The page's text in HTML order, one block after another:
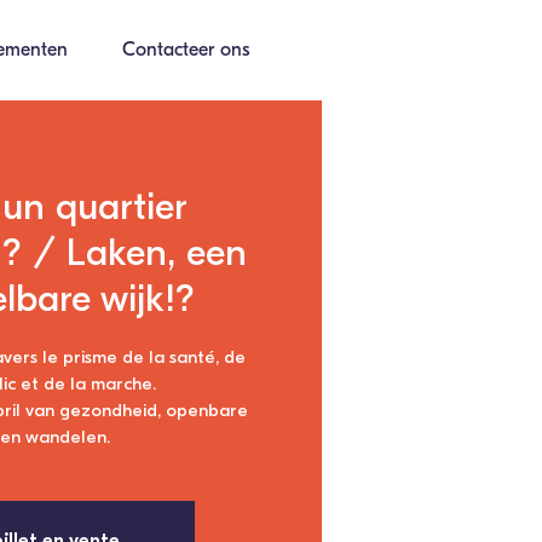
Contacteer ons
quartier
/ Laken, een
wijk!?
le prisme de la santé, de
et de la marche.
van gezondheid, openbare
wandelen.